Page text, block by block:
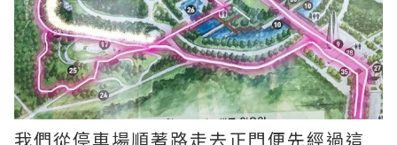
我們從停車場順著路走去正門便先經過這